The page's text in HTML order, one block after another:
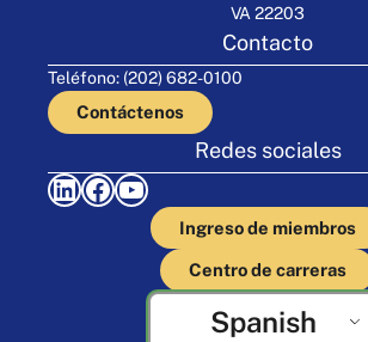
VA 22203
Contacto
Teléfono: (202) 682-0100
Contáctenos
Redes sociales
LinkedIn Facebook YouTube
Ingreso de miembros
Centro de carreras
Spanish